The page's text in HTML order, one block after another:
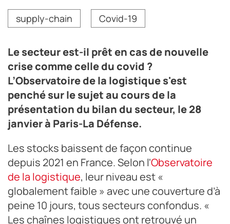
Les stocks et les taux de ruptures sont revenus à leur
niveau d’avant-Covid.
supply-chain Covid-19
Le secteur est-il prêt en cas de nouvelle
crise comme celle du covid ?
L’Observatoire de la logistique s'est
penché sur le sujet au cours de la
présentation du bilan du secteur, le 28
janvier à Paris-La Défense.
Les stocks baissent de façon continue
depuis 2021 en France. Selon l'Observatoire
de la logistique, leur niveau est «
globalement faible » avec une couverture d’à
peine 10 jours, tous secteurs confondus. «
Les chaînes logistiques ont retrouvé un